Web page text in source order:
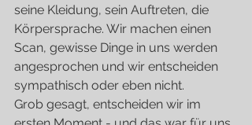
seine Kleidung, sein Auftreten, die
Körpersprache. Wir machen einen
Scan, gewisse Dinge in uns werden
angesprochen und wir entscheiden
sympathisch oder eben nicht.
Grob gesagt, entscheiden wir im